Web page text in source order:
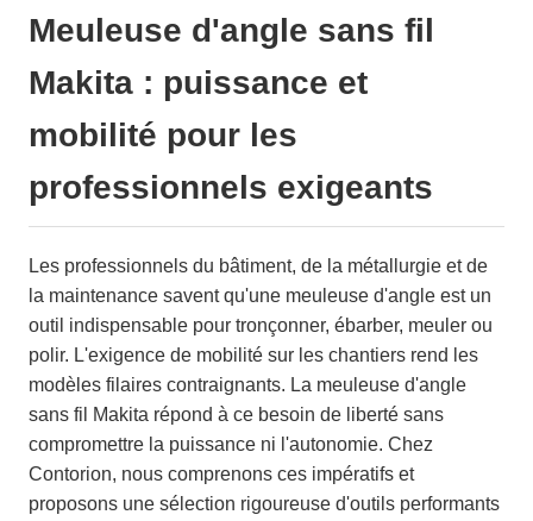
Meuleuse d'angle sans fil
Makita : puissance et
mobilité pour les
professionnels exigeants
Les professionnels du bâtiment, de la métallurgie et de
la maintenance savent qu'une meuleuse d'angle est un
outil indispensable pour tronçonner, ébarber, meuler ou
polir. L'exigence de mobilité sur les chantiers rend les
modèles filaires contraignants. La meuleuse d'angle
sans fil Makita répond à ce besoin de liberté sans
compromettre la puissance ni l'autonomie. Chez
Contorion, nous comprenons ces impératifs et
proposons une sélection rigoureuse d'outils performants